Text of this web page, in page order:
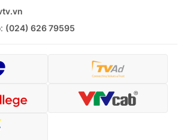
sống
tương lai
(024) 626 79595